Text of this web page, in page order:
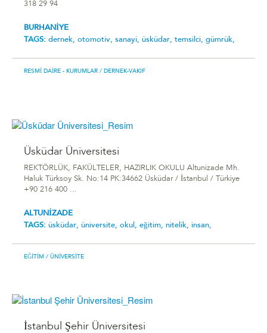
318 29 94
BURHANİYE
TAGS: dernek, otomotiv, sanayi, üsküdar, temsilci, gümrük,
RESMI DAIRE - KURUMLAR / DERNEK-VAKIF
Üsküdar Üniversitesi
REKTÖRLÜK, FAKÜLTELER, HAZIRLIK OKULU Altunizade Mh.
Haluk Türksoy Sk. No:14 PK:34662 Üsküdar / İstanbul / Türkiye
+90 216 400 ...
ALTUNİZADE
TAGS: üsküdar, üniversite, okul, eğitim, nitelik, insan,
EĞITIM / ÜNIVERSITE
İstanbul Şehir Üniversitesi